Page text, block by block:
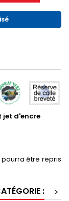
jet d'encre
être repris
:
>